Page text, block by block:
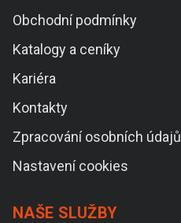
Obchodní podmínky
Katalogy a ceníky
Kariéra
Kontakty
Zpracování osobních údajů
Nastavení cookies
NAŠE SLUŽBY